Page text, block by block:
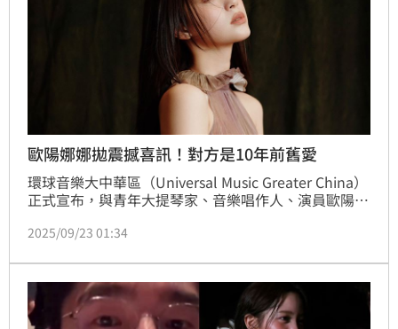
歐陽娜娜拋震撼喜訊！對方是10年前舊愛
環球音樂大中華區（Universal Music Greater China）
正式宣布，與青年大提琴家、音樂唱作人、演員歐陽娜
行、演出與商業企劃，環球音樂將運用其國際資源，協
2025/09/23 01:34